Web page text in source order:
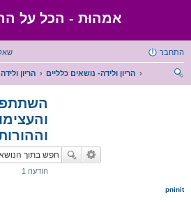
אמהוּת - הכל על
התחבר
הריון ולידה
הריון ולידה- נושאים כלליים
הודעה 1
pninit